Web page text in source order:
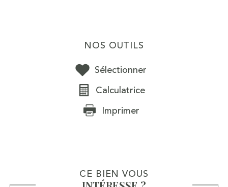
NOS OUTILS
Sélectionner
Calculatrice
Imprimer
CE BIEN VOUS